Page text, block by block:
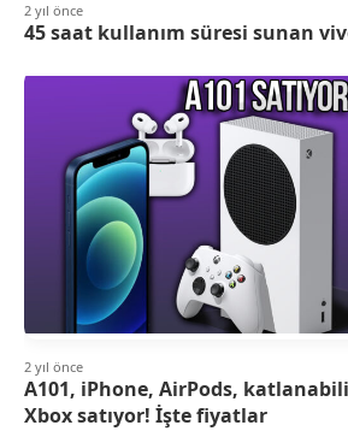
2 yıl önce
45 saat kullanım süresi sunan
2 yıl önce
A101, iPhone, AirPods,
Xbox satıyor! İşte fiyatlar